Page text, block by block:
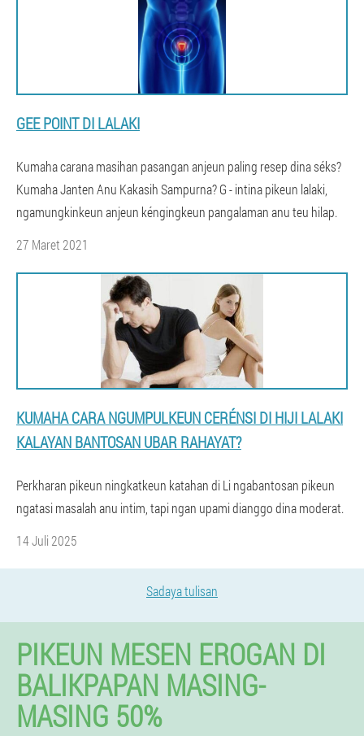
GEE POINT DI LALAKI
Kumaha carana masihan pasangan anjeun paling resep dina séks?
Kumaha Janten Anu Kakasih Sampurna? G - intina pikeun lalaki,
ngamungkinkeun anjeun kéngingkeun pangalaman anu teu hilap.
27 Maret 2021
KUMAHA CARA NGUMPULKEUN CERÉNSI DI HIJI LALAKI
KALAYAN BANTOSAN UBAR RAHAYAT?
Perkharan pikeun ningkatkeun katahan di Li ngabantosan pikeun
ngatasi masalah anu intim, tapi ngan upami dianggo dina moderat.
14 Juli 2025
Sadaya tulisan
PIKEUN MESEN EROGAN DI
BALIKPAPAN MASING-
MASING 50%